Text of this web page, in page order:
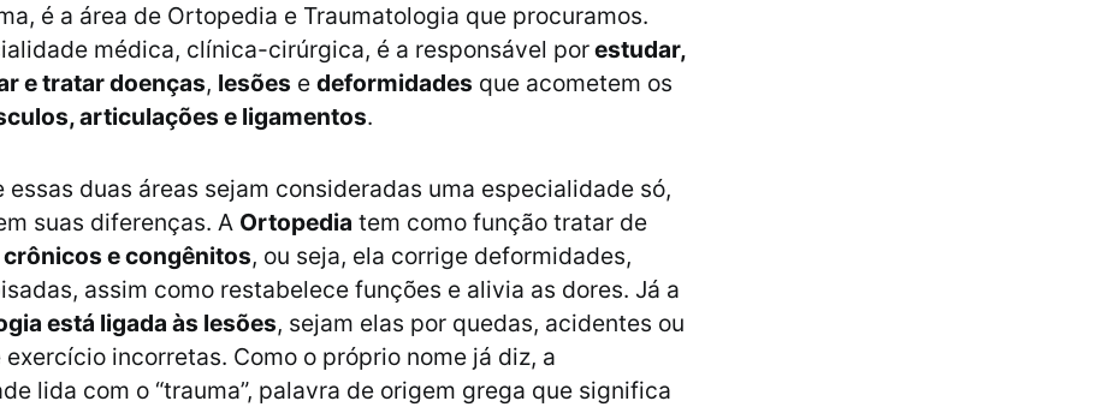
é a área de Ortopedia e Traumatologia que procuramos.
médica, clínica-cirúrgica, é a responsável porestudar,
e tratar doenças, lesões e deformidades que acometem os
articulações e ligamentos.
essas duas áreas sejam consideradas uma especialidade só,
suas diferenças. A Ortopedia tem como função tratar de
e congênitos, ou seja, ela corrige deformidades,
assim como restabelece funções e alivia as dores. Já a
está ligada às lesões, sejam elas por quedas, acidentes ou
incorretas. Como o próprio nome já diz, a
lida com o “trauma”, palavra de origem grega que significa